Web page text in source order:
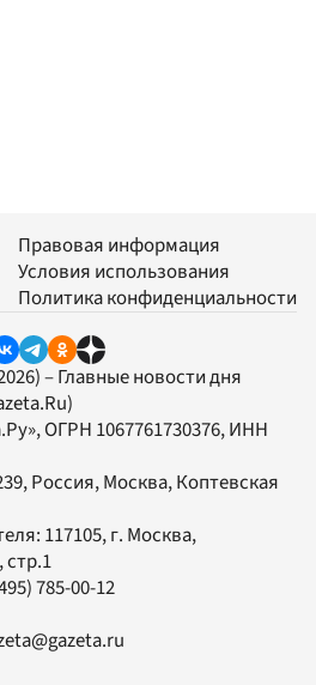
Правовая информация
Условия использования
Политика конфиденциальности
– Главные новости дня
, ОГРН 1067761730376, ИНН
Россия, Москва, Коптевская
117105, г. Москва,
785-00-12